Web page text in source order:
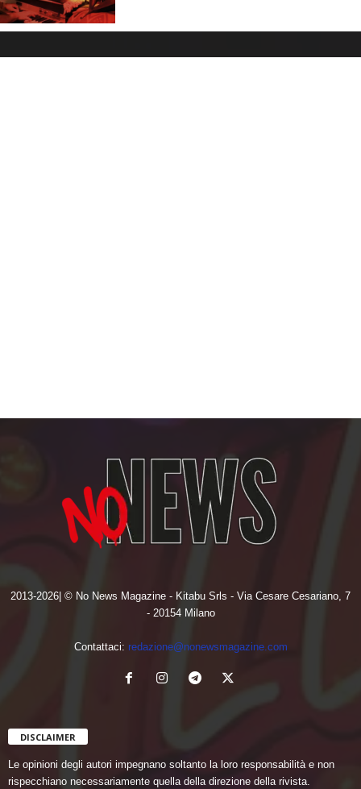
2013-2026| © No News Magazine - Kitabu Srls - Via Cesare Cesariano, 7
- 20154 Milano
Contattaci: redazione@nonewsmagazine.com
DISCLAIMER
Le opinioni degli autori impegnano soltanto la loro responsabilità e non
rispecchiano necessariamente quella della direzione della rivista.